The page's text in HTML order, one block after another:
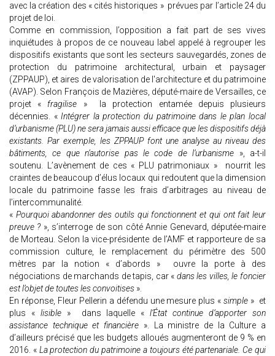
avec la création des « cités historiques » prévues par l’article 24 du
projet de loi.
Comme en commission, l’opposition a fait part de ses vives
inquiétudes à propos de ce nouveau label appelé à regrouper les
dispositifs existants que sont les secteurs sauvegardés, zones de
protection du patrimoine architectural, urbain et paysager
(ZPPAUP), et aires de valorisation de l'architecture et du patrimoine
(AVAP). Selon François de Mazières, député-maire de Versailles, ce
projet « fragilise » la protection entamée depuis plusieurs
décennies. «Intégrer la protection du patrimoine dans le plan local
d’urbanisme (PLU) ne sera jamais aussi efficace que les dispositifs déjà
existants. Par exemple, les ZPPAUP font une analyse au niveau des
bâtiments, ce que n’autorise pas le code de l’urbanisme », a-t-il
soutenu. L’avènement de ces « PLU patrimoniaux » nourrit les
craintes de beaucoup d’élus locaux qui redoutent que la dimension
locale du patrimoine fasse les frais d’arbitrages au niveau de
l’intercommunalité.
« Pourquoi abandonner des outils qui fonctionnent et qui ont fait leur
preuve ?», s’interroge de son côté Annie Genevard, députée-maire
de Morteau. Selon la vice-présidente de l’AMF et rapporteure de sa
commission culture, le remplacement du périmètre des 500
mètres par la notion « d’abords » ouvre la porte à des
négociations de marchands de tapis, car « dans les villes, le foncier
est l’objet de toutes les convoitises ».
En réponse, Fleur Pellerin a défendu une mesure plus «simple » et
plus « lisible» dans laquelle «l’État continue d’apporter son
assistance technique et financière ». La ministre de la Culture a
d’ailleurs précisé que les budgets alloués augmenteront de 9 % en
2016. « La protection du patrimoine a toujours été partenariale. Ce qui